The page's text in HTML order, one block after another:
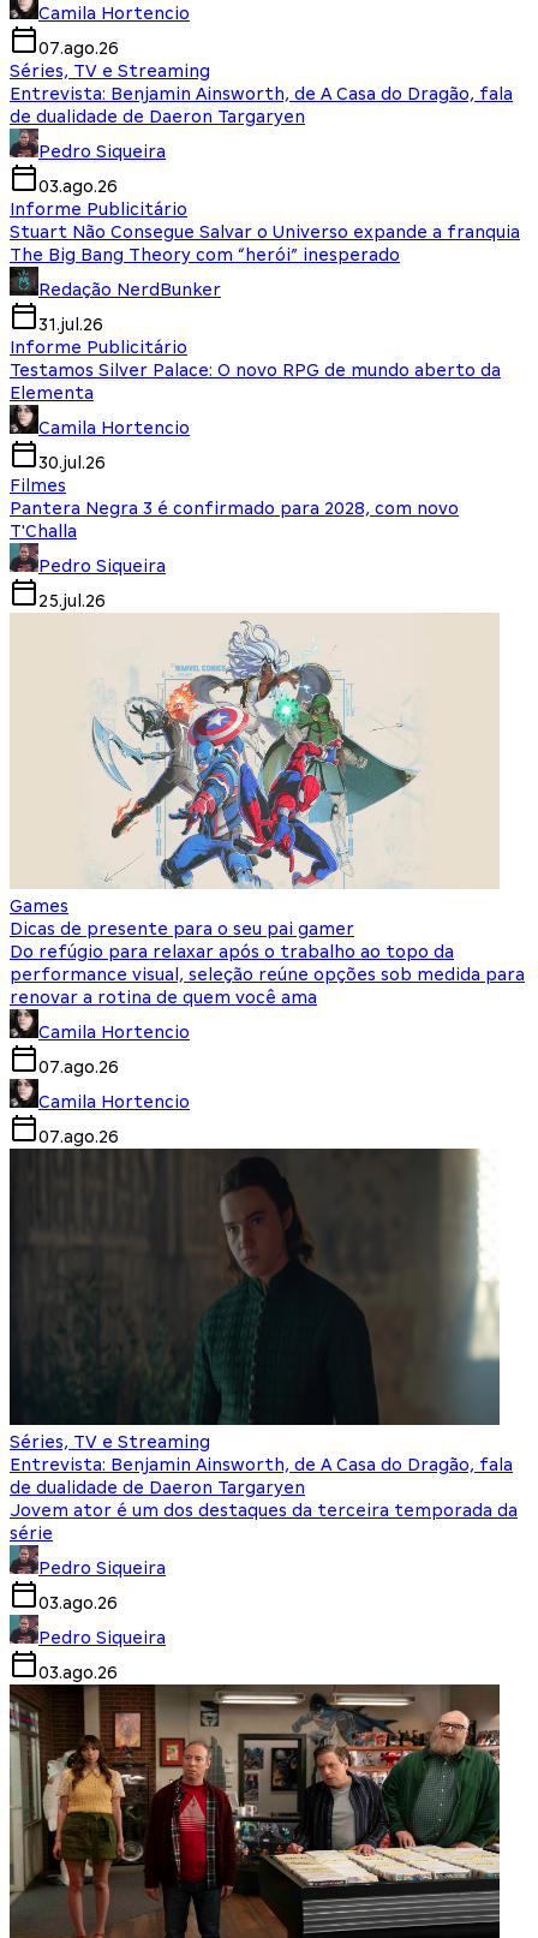
Camila Hortencio
07.ago.26
Séries, TV e Streaming
Entrevista: Benjamin Ainsworth, de A Casa do Dragão, fala
de dualidade de Daeron Targaryen
Pedro Siqueira
03.ago.26
Informe Publicitário
Stuart Não Consegue Salvar o Universo expande a franquia
The Big Bang Theory com “herói” inesperado
Redação NerdBunker
31.jul.26
Informe Publicitário
Testamos Silver Palace: O novo RPG de mundo aberto da
Elementa
Camila Hortencio
30.jul.26
Filmes
Pantera Negra 3 é confirmado para 2028, com novo
T'Challa
Pedro Siqueira
25.jul.26
Games
Dicas de presente para o seu pai gamer
Do refúgio para relaxar após o trabalho ao topo da
performance visual, seleção reúne opções sob medida para
renovar a rotina de quem você ama
Camila Hortencio
07.ago.26
Camila Hortencio
07.ago.26
Séries, TV e Streaming
Entrevista: Benjamin Ainsworth, de A Casa do Dragão, fala
de dualidade de Daeron Targaryen
Jovem ator é um dos destaques da terceira temporada da
série
Pedro Siqueira
03.ago.26
Pedro Siqueira
03.ago.26